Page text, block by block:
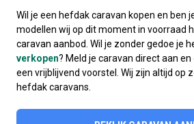
Wil je een hefdak caravan kopen en ben
modellen wij op dit moment in voorraad
caravan aanbod. Wil je zonder gedoe je
verkopen? Meld je caravan direct aan
een vrijblijvend voorstel. Wij zijn altijd op
hefdak caravans.